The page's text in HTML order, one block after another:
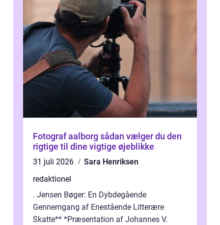
Fotograf aalborg sådan vælger du den
rigtige til dine vigtige øjeblikke
31 juli 2026
Sara Henriksen
redaktionel
. Jensen Bøger: En Dybdegående
Gennemgang af Enestående Litterære
Skatte** *Præsentation af Johannes V.